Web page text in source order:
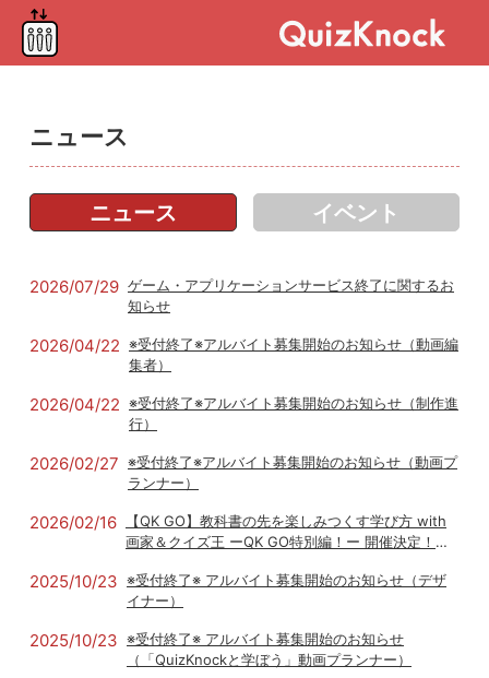
ニュース
ニュース イベント
2026/07/29 ゲーム・アプリケーションサービス終了に関するお
知らせ
2026/04/22 ※受付終了※アルバイト募集開始のお知らせ（動画編
集者）
2026/04/22 ※受付終了※アルバイト募集開始のお知らせ（制作進
行）
2026/02/27 ※受付終了※アルバイト募集開始のお知らせ（動画プ
ランナー）
2026/02/16
【QK GO】教科書の先を楽しみつくす学び方 with
画家＆クイズ王 ーQK GO特別編！ー 開催決定！訪
2025/10/23 ※受付終了※ アルバイト募集開始のお知らせ（デザ
イナー）
2025/10/23 ※受付終了※ アルバイト募集開始のお知らせ
（「QuizKnockと学ぼう」動画プランナー）